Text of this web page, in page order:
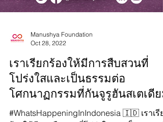
Manushya Foundation
Oct 28, 2022
เราเรียกร้องให้มีการสืบสวนที่
โปร่งใสและเป็นธรรมต่อ